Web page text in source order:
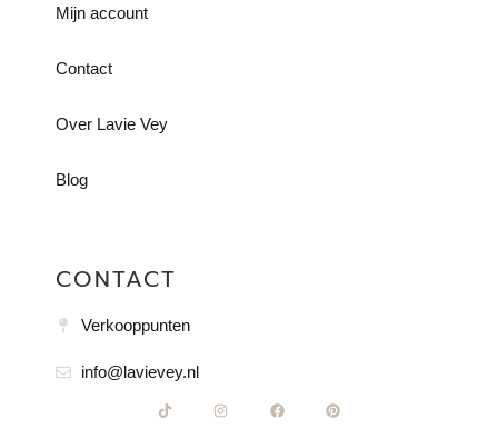
Mijn account
Contact
Over Lavie Vey
Blog
CONTACT
Verkooppunten
info@lavievey.nl